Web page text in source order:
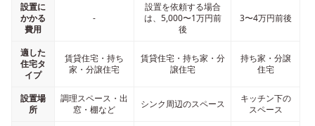
設置に
かかる
費用
-
設置を依頼する場合
は、5,000〜1万円前
後
3〜4万円前後
適した
住宅タ
イプ
賃貸住宅・持ち
家・分譲住宅
賃貸住宅・持ち家・分
譲住宅
持ち家・分譲
住宅
設置場
所
調理スペース・出
窓・棚など
シンク周辺のスペース
キッチン下の
スペース